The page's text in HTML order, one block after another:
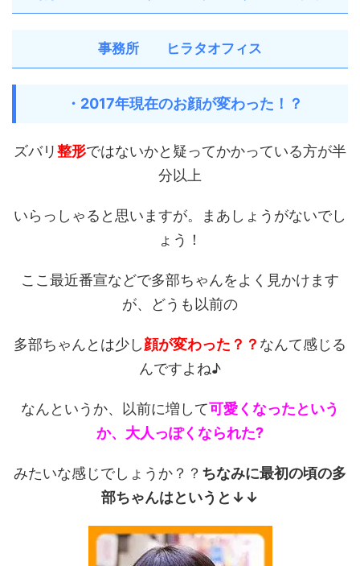
事務所 ヒラタオフィス
・2017年現在のお顔が変わった！？
ズバリ整形ではないかと疑ってかかっている方が半
分以上
いらっしゃると思いますが。まあしょうがないでし
ょう！
ここ最近番宣などで多部ちゃんをよく見かけます
が、どうも以前の
多部ちゃんとは少し顔が変わった？？ なんて感じる
んですよね♪
なんというか、以前に増して可愛くなったという
か、大人っぽくなられた?
みたいな感じでしょうか？？ ちなみに最初の頃の多
部ちゃんはというと↓↓